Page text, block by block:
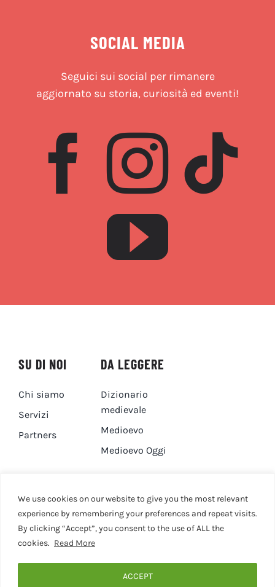
We use cookies on our website to give you the most relevant
experience by remembering your preferences and repeat visits.
By clicking “Accept”, you consent to the use of ALL the
cookies. Read More
ACCEPT
SOCIAL MEDIA
Seguici sui social per rimanere
aggiornato su storia, curiosità ed eventi!
SU DI NOI
Chi siamo
Servizi
Partners
DA LEGGERE
Dizionario
medievale
Medioevo
Medioevo Oggi
DA GUARDARE
Canale YouTube
CONTATTI
Contatti